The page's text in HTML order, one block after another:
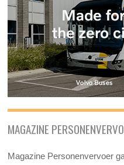
MAGAZINE
Magazine Personenvervoer